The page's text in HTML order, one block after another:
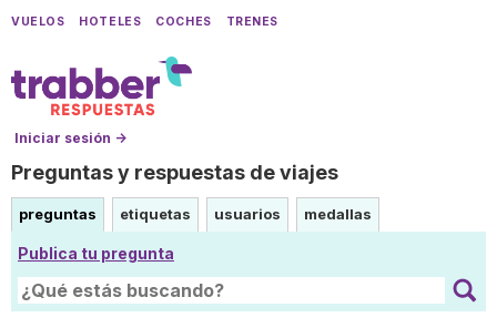
VUELOS HOTELES COCHES TRENES
Iniciar sesión →
Preguntas y respuestas de viajes
preguntas etiquetas usuarios medallas
Publica tu pregunta